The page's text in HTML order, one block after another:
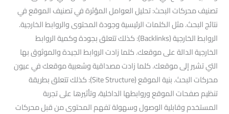
تصنيف محركات البحث: تحليل العوامل المؤثرة في تصنيف الموقع في
نتائج البحث. مثل الكلمات الرئيسية وجودة المحتوى والروابط الخارجية.
الروابط الخارجية (Backlinks): كذلك تتعلق بجودة وكمية الروابط
الخارجية الدالة على موقعك. كلما زادت الروابط الجيدة والموثوق بها
التي تشير إلى موقعك. كلما زادت مصداقية وشعبية موقعك في عيون
محركات البحث. بنية الموقع (Site Structure): كذلك تتعلق بطريقة
تنظيم صفحات الموقع وروابطها الداخلية، وتأثيرها على تجربة
المستخدم وقابلية الوصول وسهولة تفهم المحتوى من قبل محركات